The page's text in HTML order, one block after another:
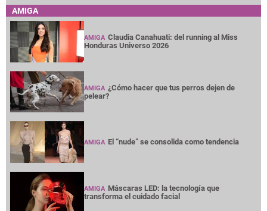
AMIGA
AMIGA Claudia Canahuati: del running al Miss
Honduras Universo 2026
AMIGA ¿Cómo hacer que tus perros dejen de
pelear?
AMIGA El “nude” se consolida como tendencia
AMIGA Máscaras LED: la tecnología que
transforma el cuidado facial